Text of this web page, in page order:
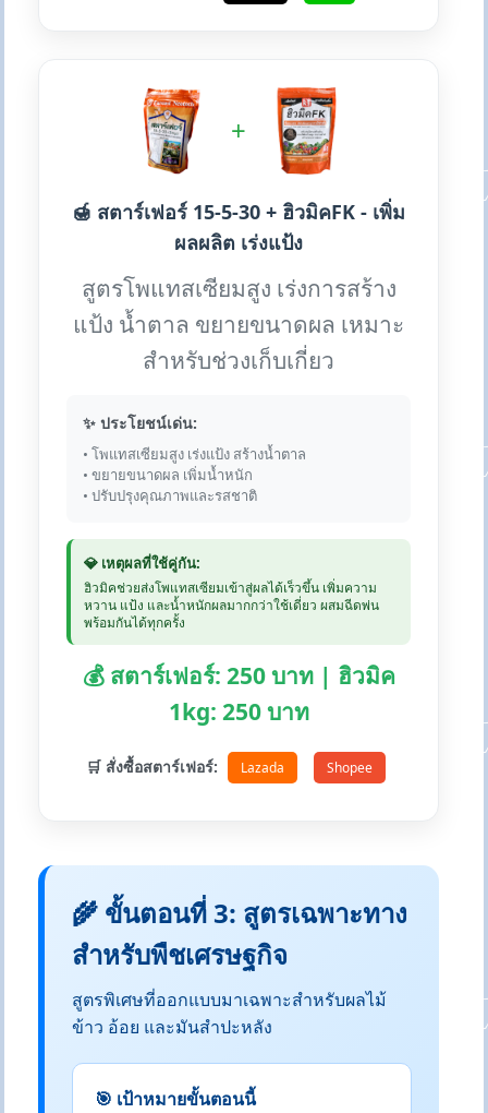
+
🍯 สตาร์เฟอร์ 15-5-30 + ฮิวมิคFK - เพิ่ม
ผลผลิต เร่งแป้ง
สูตรโพแทสเซียมสูง เร่งการสร้าง
แป้ง น้ำตาล ขยายขนาดผล เหมาะ
สำหรับช่วงเก็บเกี่ยว
✨ ประโยชน์เด่น:
• โพแทสเซียมสูง เร่งแป้ง สร้างน้ำตาล
• ขยายขนาดผล เพิ่มน้ำหนัก
• ปรับปรุงคุณภาพและรสชาติ
💎 เหตุผลที่ใช้คู่กัน:
ฮิวมิคช่วยส่งโพแทสเซียมเข้าสู่ผลได้เร็วขึ้น เพิ่มความ
หวาน แป้ง และน้ำหนักผลมากกว่าใช้เดี่ยว ผสมฉีดพ่น
พร้อมกันได้ทุกครั้ง
💰 สตาร์เฟอร์: 250 บาท | ฮิวมิค
1kg: 250 บาท
🛒 สั่งซื้อสตาร์เฟอร์: Lazada Shopee
🌾 ขั้นตอนที่ 3: สูตรเฉพาะทาง
สำหรับพืชเศรษฐกิจ
สูตรพิเศษที่ออกแบบมาเฉพาะสำหรับผลไม้
ข้าว อ้อย และมันสำปะหลัง
🎯 เป้าหมายขั้นตอนนี้